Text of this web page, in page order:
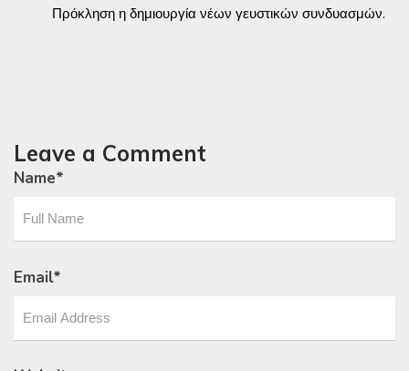
Πρόκληση η δημιουργία νέων γευστικών συνδυασμών.
Leave a Comment
Name*
Email*